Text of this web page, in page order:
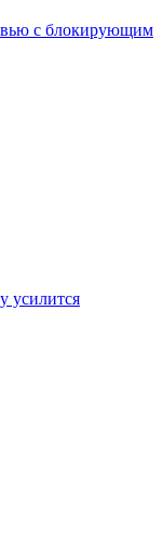
с блокирующим
усилится